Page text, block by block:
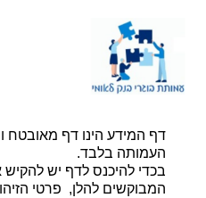
דף הבית |יצירת קשר |
דף המידע הינו דף מאובטח
העמותה בלבד.
בכדי להיכנס לדף יש להקיש
המבוקשים להלן, פרטי
עמותת בוגרי בנק לאומי, ע.ר 580014348